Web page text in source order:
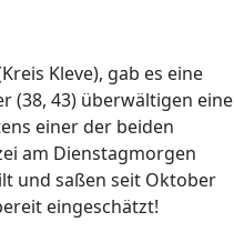
Kleve), gab es eine
(38, 43) überwältigen eine
einer der beiden
am Dienstagmorgen
und saßen seit Oktober
eingeschätzt!